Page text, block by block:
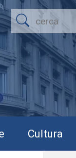
Cultura